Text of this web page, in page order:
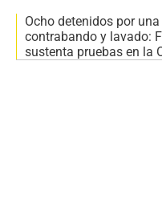
Ocho detenidos por
contrabando y lavado:
sustenta pruebas en la